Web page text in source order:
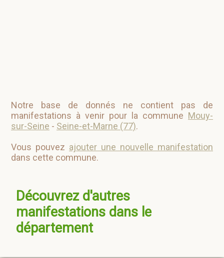
Notre base de donnés ne contient pas de
manifestations à venir pour la commune Mouy-
sur-Seine - Seine-et-Marne (77).
Vous pouvez ajouter une nouvelle manifestation
dans cette commune.
Découvrez d'autres
manifestations dans le
département